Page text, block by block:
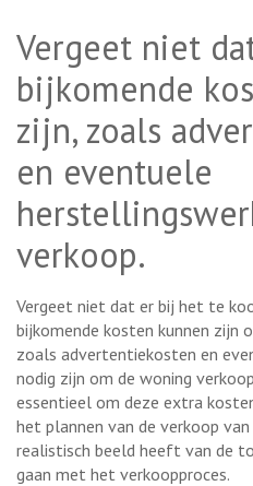
Vergeet niet
bijkomende
zijn, zoals
en eventuele
verkoop.
Vergeet niet dat er bij het te
bijkomende kosten kunnen zijn
zoals advertentiekosten en
nodig zijn om de woning
essentieel om deze extra
het plannen van de verkoop
realistisch beeld heeft van de
gaan met het verkoopproces.